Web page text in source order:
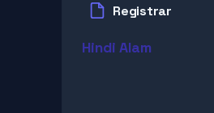
Registrar
Hindi Alam